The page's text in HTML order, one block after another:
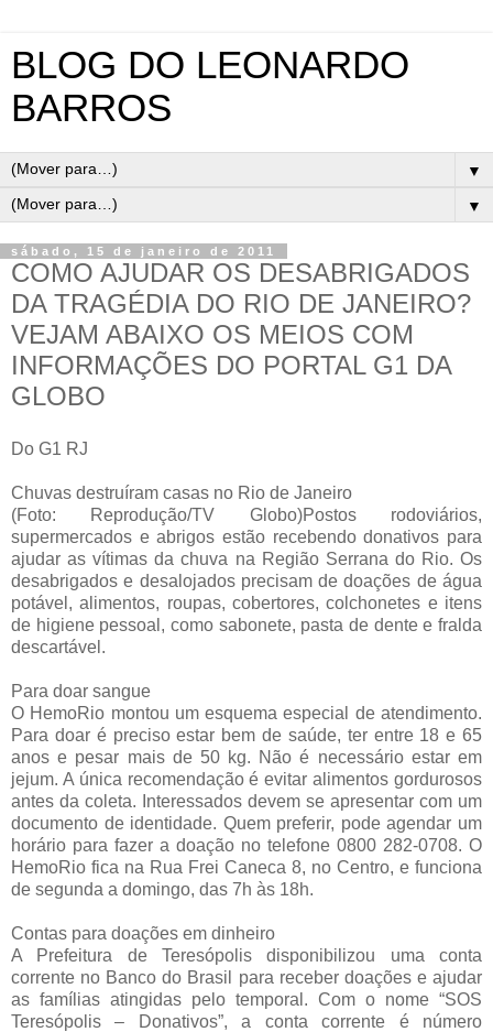
BLOG DO LEONARDO
BARROS
▼
▼
sábado, 15 de janeiro de 2011
COMO AJUDAR OS DESABRIGADOS
DA TRAGÉDIA DO RIO DE JANEIRO?
VEJAM ABAIXO OS MEIOS COM
INFORMAÇÕES DO PORTAL G1 DA
GLOBO
Do G1 RJ
Chuvas destruíram casas no Rio de Janeiro
(Foto: Reprodução/TV Globo)Postos rodoviários,
supermercados e abrigos estão recebendo donativos para
ajudar as vítimas da chuva na Região Serrana do Rio. Os
desabrigados e desalojados precisam de doações de água
potável, alimentos, roupas, cobertores, colchonetes e itens
de higiene pessoal, como sabonete, pasta de dente e fralda
descartável.
Para doar sangue
O HemoRio montou um esquema especial de atendimento.
Para doar é preciso estar bem de saúde, ter entre 18 e 65
anos e pesar mais de 50 kg. Não é necessário estar em
jejum. A única recomendação é evitar alimentos gordurosos
antes da coleta. Interessados devem se apresentar com um
documento de identidade. Quem preferir, pode agendar um
horário para fazer a doação no telefone 0800 282-0708. O
HemoRio fica na Rua Frei Caneca 8, no Centro, e funciona
de segunda a domingo, das 7h às 18h.
Contas para doações em dinheiro
A Prefeitura de Teresópolis disponibilizou uma conta
corrente no Banco do Brasil para receber doações e ajudar
as famílias atingidas pelo temporal. Com o nome “SOS
Teresópolis – Donativos”, a conta corrente é número